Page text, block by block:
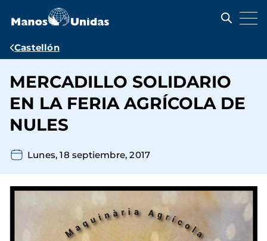
contenido
Ruta
navegación
Castellón
MERCADILLO SOLIDARIO
EN LA FERIA AGRÍCOLA DE
NULES
Lunes, 18 septiembre, 2017